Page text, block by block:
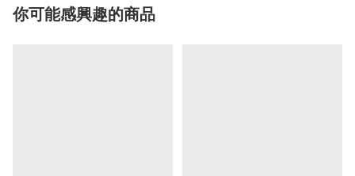
你可能感興趣的商品